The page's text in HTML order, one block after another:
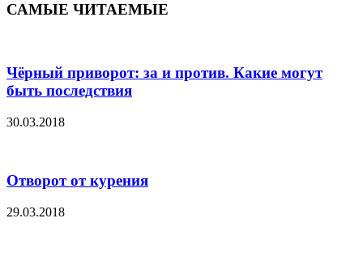
САМЫЕ ЧИТАЕМЫЕ
Чёрный приворот: за и против. Какие могут
быть последствия
30.03.2018
Отворот от курения
29.03.2018